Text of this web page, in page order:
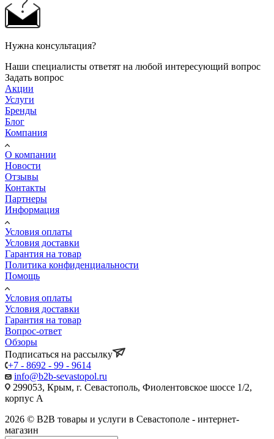
Нужна консультация?
Наши специалисты ответят на любой интересующий вопрос
Задать вопрос
Акции
Услуги
Бренды
Блог
Компания
О компании
Новости
Отзывы
Контакты
Партнеры
Информация
Условия оплаты
Условия доставки
Гарантия на товар
Политика конфиденциальности
Помощь
Условия оплаты
Условия доставки
Гарантия на товар
Вопрос-ответ
Обзоры
Подписаться на рассылку
+7 - 8692 - 99 - 9614
info@b2b-sevastopol.ru
299053, Крым, г. Севастополь, Фиолентовское шоссе 1/2,
корпус А
2026 © B2B товары и услуги в Севастополе - интернет-
магазин